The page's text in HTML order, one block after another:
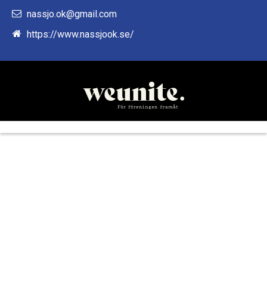
nassjo.ok@gmail.com
https://www.nassjook.se/